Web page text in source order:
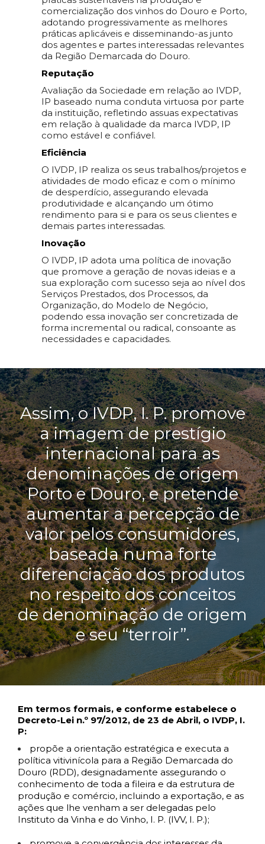
comercialização dos vinhos do Douro e Porto,
adotando progressivamente as melhores
práticas aplicáveis e disseminando-as junto
dos agentes e partes interessadas relevantes
da Região Demarcada do Douro.
Reputação
Avaliação da Sociedade em relação ao IVDP,
IP baseado numa conduta virtuosa por parte
da instituição, refletindo assuas expectativas
em relação à qualidade da marca IVDP, IP
como estável e confiável.
Eficiência
O IVDP, IP realiza os seus trabalhos/projetos e
atividades de modo eficaz e com o mínimo
de desperdício, assegurando elevada
produtividade e alcançando um ótimo
rendimento para si e para os seus clientes e
demais partes interessadas.
Inovação
O IVDP, IP adota uma política de inovação
que promove a geração de novas ideias e a
sua exploração com sucesso seja ao nível dos
Serviços Prestados, dos Processos, da
Organização, do Modelo de Negócio,
podendo essa inovação ser concretizada de
forma incremental ou radical, consoante as
necessidades e capacidades.
Assim, o IVDP, I. P. promove
a imagem de prestígio
internacional para as
denominações de origem
Porto e Douro, e pretende
aumentar a percepção de
valor pelos consumidores,
baseada numa forte
diferenciação dos produtos
no respeito dos conceitos
de denominação de origem
e seu “terroir”.
Em termos formais, e conforme estabelece o
Decreto-Lei n.º 97/2012, de 23 de Abril, o IVDP, I.
P:
propõe a orientação estratégica e executa a
política vitivinícola para a Região Demarcada do
Douro (RDD), designadamente assegurando o
conhecimento de toda a fileira e da estrutura de
produção e comércio, incluindo a exportação, e as
ações que lhe venham a ser delegadas pelo
Instituto da Vinha e do Vinho, I. P. (IVV, I. P.);